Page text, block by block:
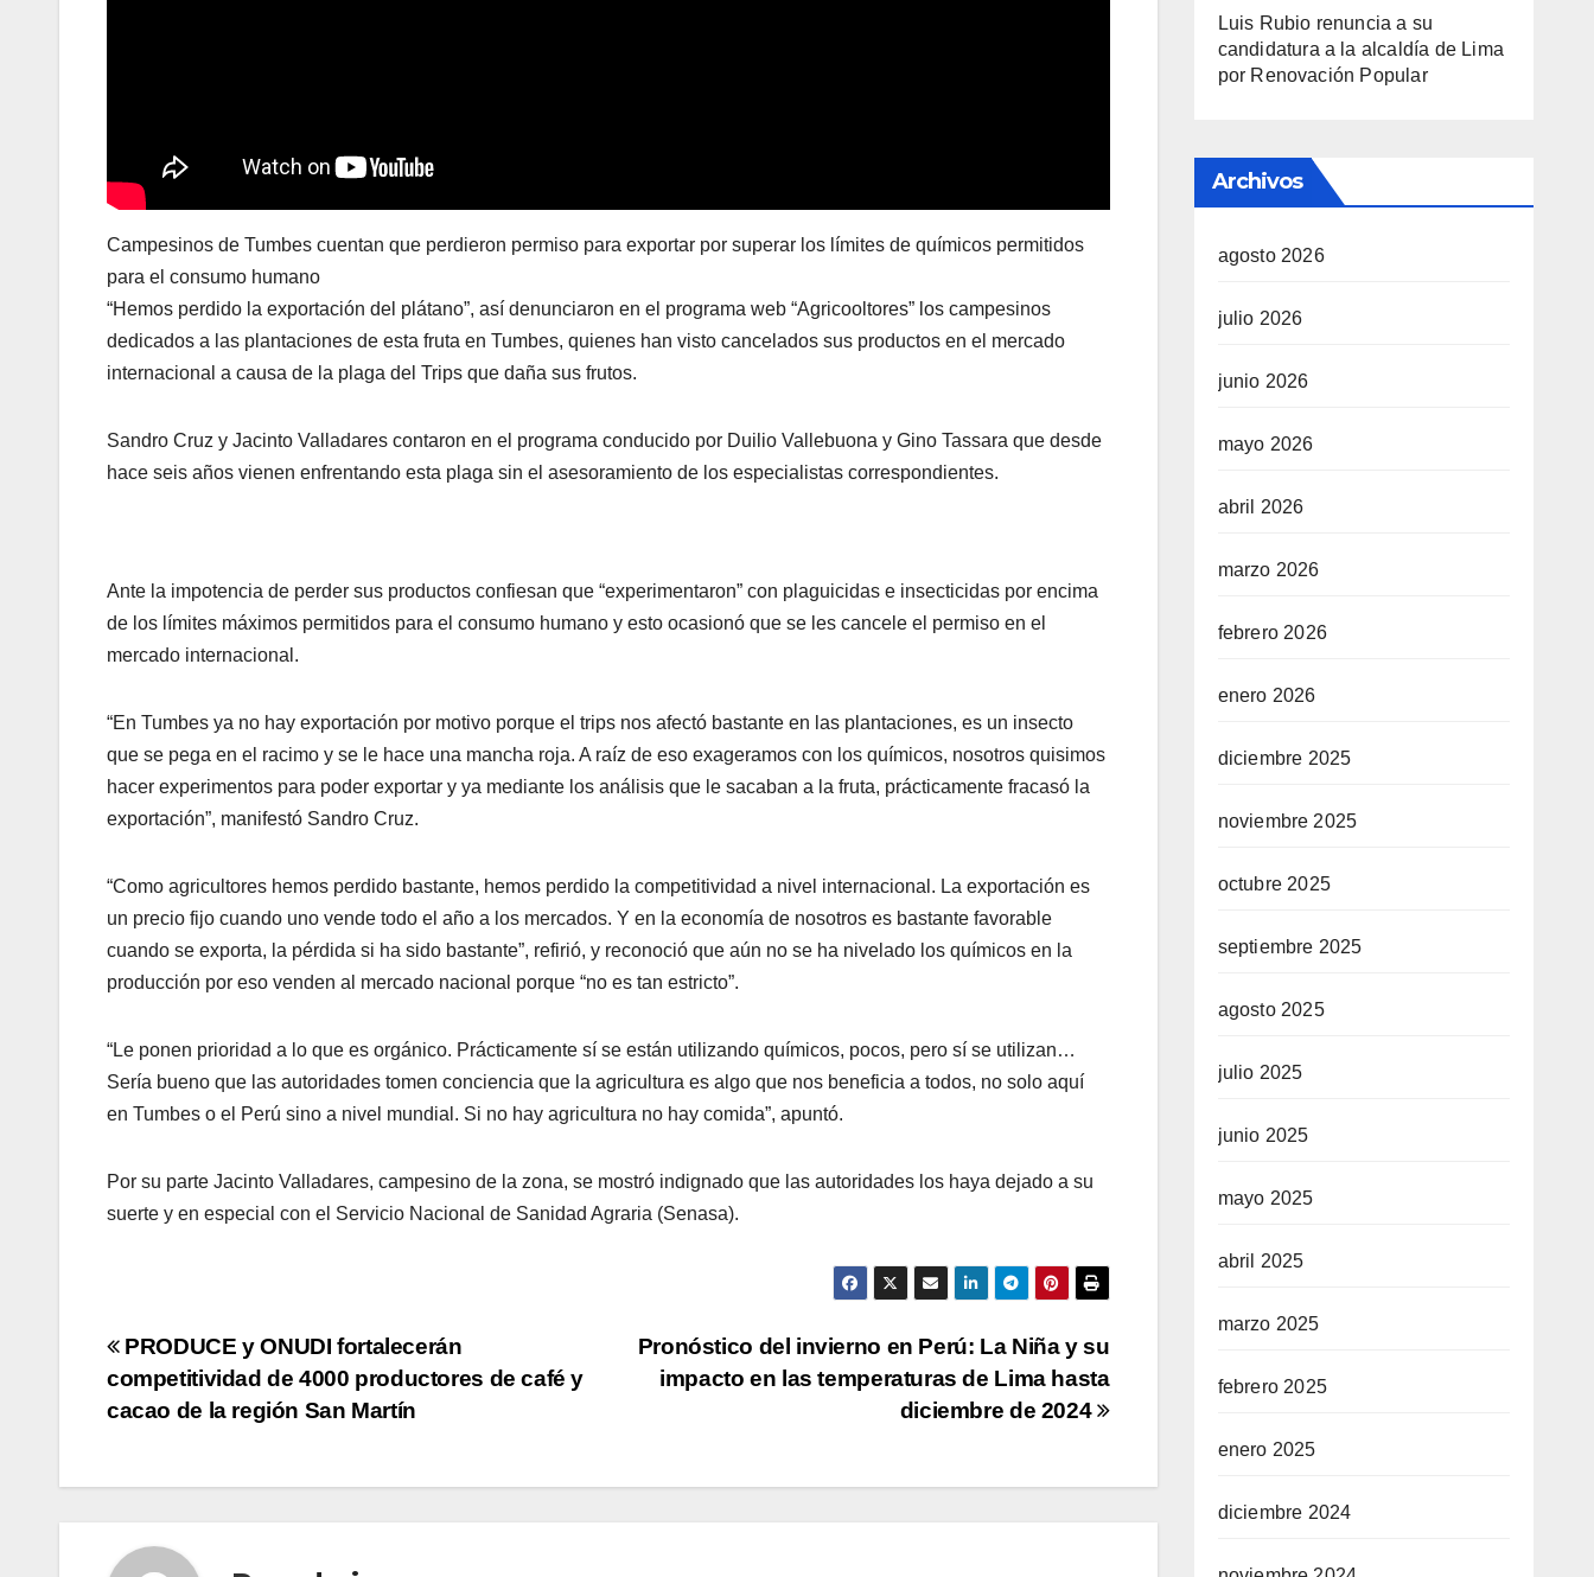
Campesinos de Tumbes cuentan que perdieron permiso para exportar por superar los límites de químicos permitidos
para el consumo humano
“Hemos perdido la exportación del plátano”, así denunciaron en el programa web “Agricooltores” los campesinos
dedicados a las plantaciones de esta fruta en Tumbes, quienes han visto cancelados sus productos en el mercado
internacional a causa de la plaga del Trips que daña sus frutos.
Sandro Cruz y Jacinto Valladares contaron en el programa conducido por Duilio Vallebuona y Gino Tassara que desde
hace seis años vienen enfrentando esta plaga sin el asesoramiento de los especialistas correspondientes.
Ante la impotencia de perder sus productos confiesan que “experimentaron” con plaguicidas e insecticidas por encima
de los límites máximos permitidos para el consumo humano y esto ocasionó que se les cancele el permiso en el
mercado internacional.
“En Tumbes ya no hay exportación por motivo porque el trips nos afectó bastante en las plantaciones, es un insecto
que se pega en el racimo y se le hace una mancha roja. A raíz de eso exageramos con los químicos, nosotros quisimos
hacer experimentos para poder exportar y ya mediante los análisis que le sacaban a la fruta, prácticamente fracasó la
exportación”, manifestó Sandro Cruz.
“Como agricultores hemos perdido bastante, hemos perdido la competitividad a nivel internacional. La exportación es
un precio fijo cuando uno vende todo el año a los mercados. Y en la economía de nosotros es bastante favorable
cuando se exporta, la pérdida si ha sido bastante”, refirió, y reconoció que aún no se ha nivelado los químicos en la
producción por eso venden al mercado nacional porque “no es tan estricto”.
“Le ponen prioridad a lo que es orgánico. Prácticamente sí se están utilizando químicos, pocos, pero sí se utilizan…
Sería bueno que las autoridades tomen conciencia que la agricultura es algo que nos beneficia a todos, no solo aquí
en Tumbes o el Perú sino a nivel mundial. Si no hay agricultura no hay comida”, apuntó.
Por su parte Jacinto Valladares, campesino de la zona, se mostró indignado que las autoridades los haya dejado a su
suerte y en especial con el Servicio Nacional de Sanidad Agraria (Senasa).
Navegación
de
Pronóstico del invierno en Perú: La Niña y su
impacto en las temperaturas de Lima hasta
diciembre de 2024
PRODUCE y ONUDI fortalecerán
competitividad de 4000 productores de café y
cacao de la región San Martín
Luis Rubio renuncia a su
candidatura a la alcaldía de Lima
por Renovación Popular
Archivos
agosto 2026
julio 2026
junio 2026
mayo 2026
abril 2026
marzo 2026
febrero 2026
enero 2026
diciembre 2025
noviembre 2025
octubre 2025
septiembre 2025
agosto 2025
julio 2025
junio 2025
mayo 2025
abril 2025
marzo 2025
febrero 2025
enero 2025
diciembre 2024